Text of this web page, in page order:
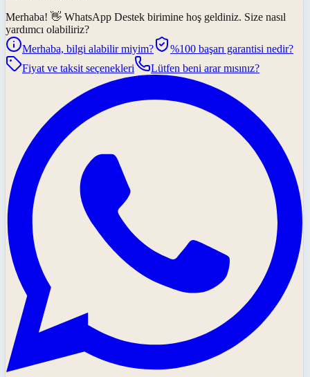
Merhaba! 👋 WhatsApp Destek birimine hoş geldiniz. Size nasıl
yardımcı olabiliriz?
Merhaba, bilgi alabilir miyim?
%100 başarı garantisi nedir?
Fiyat ve taksit seçenekleri
Lütfen beni arar mısınız?